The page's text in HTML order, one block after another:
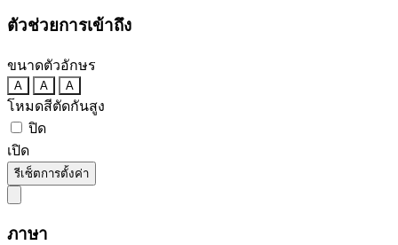
ตัวช่วยการเข้าถึง
ขนาดตัวอักษร
A A A
โหมดสีตัดกันสูง
ปิด
เปิด
รีเซ็ตการตั้งค่า
ภาษา